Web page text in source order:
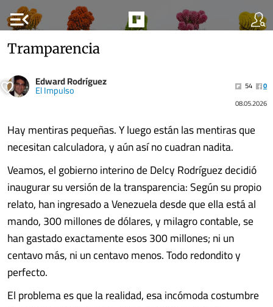
menu_open
Tramparencia
Edward Rodríguez
El Impulso 54
0
08.05.2026
Hay mentiras pequeñas. Y luego están las mentiras que
necesitan calculadora, y aún así no cuadran nadita.
Veamos, el gobierno interino de Delcy Rodríguez decidió
inaugurar su versión de la transparencia: Según su propio
relato, han ingresado a Venezuela desde que ella está al
mando, 300 millones de dólares, y milagro contable, se
han gastado exactamente esos 300 millones; ni un
centavo más, ni un centavo menos. Todo redondito y
perfecto.
El problema es que la realidad, esa incómoda costumbre